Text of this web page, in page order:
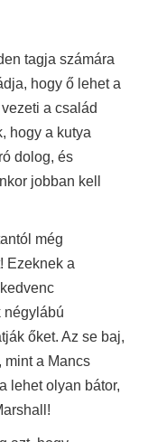
tagja számára
hogy ő lehet a
a család
hogy a kutya
dolog, és
jobban kell
még
Ezeknek a
négylábú
őket. Az se baj,
mint a Mancs
lehet olyan bátor,